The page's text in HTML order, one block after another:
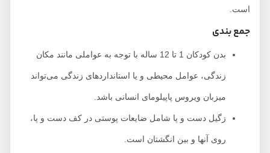
است.
جمع بندی
بدن کودکان 1 تا 12 ساله با توجه به عواملی مانند مکان
زندگی، عوامل محیطی و یا استانداردهای زندگی می‌تواند
میزبان ویروس پاپیلومای انسانی باشد.
زگیل دست و پا شامل ضایعات پوستی در کف دست و پا،
روی آنها و بین انگشتان است.